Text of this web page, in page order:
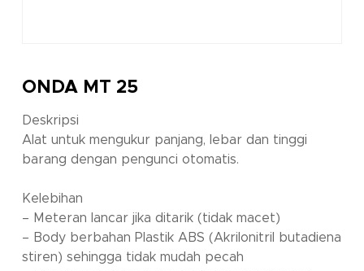
ONDA MT 25
Deskripsi
Alat untuk mengukur panjang, lebar dan tinggi
barang dengan pengunci otomatis.
Kelebihan
– Meteran lancar jika ditarik (tidak macet)
– Body berbahan Plastik ABS (Akrilonitril butadiena
stiren) sehingga tidak mudah pecah